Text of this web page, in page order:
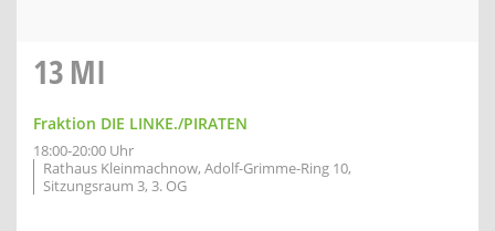
13MI
Fraktion DIE LINKE./PIRATEN
18:00-20:00 Uhr
Rathaus Kleinmachnow, Adolf-Grimme-Ring 10,
Sitzungsraum 3, 3. OG